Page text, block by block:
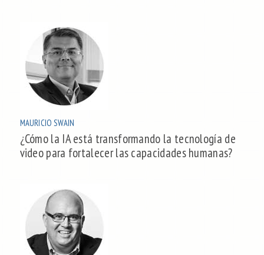
MAURICIO SWAIN
¿Cómo la IA está transformando la tecnología de
video para fortalecer las capacidades humanas?